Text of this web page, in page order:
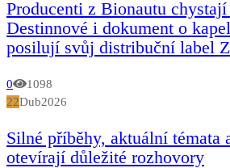
Producenti z Bionautu
Destinnové i dokument o
posilují svůj distribuční label
0
1098
22Dub2026
Silné příběhy, aktuální témata
otevírají důležité rozhovory